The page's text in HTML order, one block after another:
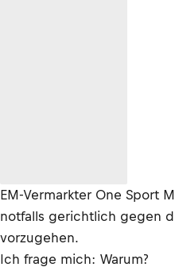
EM-Vermarkter One Sport
notfalls gerichtlich gegen
vorzugehen.
Ich frage mich: Warum?